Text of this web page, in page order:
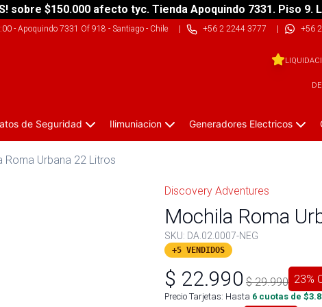
sobre $150.000 afecto tyc. Tienda Apoquindo 7331. Piso 9.
- Apoquindo 7331 Of 918 - Santiago - Chile| +56 2 2244 3777 | +56
de Seguridad Ilimuniacion Generadores Electricos
Roma Urbana 22 Litros
Discovery Adventures
Mochila Roma
SKU: DA.02.0007-NEG
+5 VENDIDOS
$ 22.990 $29.990 23%
Precio Tarjetas: Hasta 6 cuotas de $